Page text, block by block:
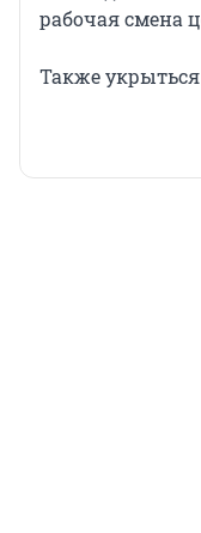
рабочая смена
Также